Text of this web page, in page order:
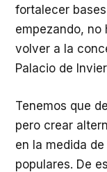
fortalecer
empezando, no
volver a la
Palacio de
Tenemos que
pero crear
en la medida
populares. De